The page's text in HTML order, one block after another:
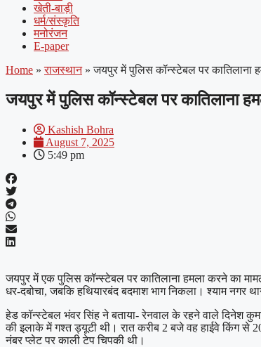
खेती-बाड़ी
धर्म/संस्कृति
मनोरंजन
E-paper
Home » राजस्थान » जयपुर में पुलिस कॉन्स्टेबल पर कातिलाना
जयपुर में पुलिस कॉन्स्टेबल पर कातिलाना
Kashish Bohra
August 7, 2025
5:49 pm
जयपुर में एक पुलिस कॉन्स्टेबल पर कातिलाना हमला करने का
धर-दबोचा, जबकि हथियारबंद बदमाश भाग निकला। श्याम नगर
हेड कॉन्स्टेबल भंवर सिंह ने बताया- रेनवाल के रहने वाले दिनेश
की इलाके में गश्त ड्यूटी थी। रात करीब 2 बजे वह हाईवे किंग
नंबर प्लेट पर काली टेप चिपकी थी।